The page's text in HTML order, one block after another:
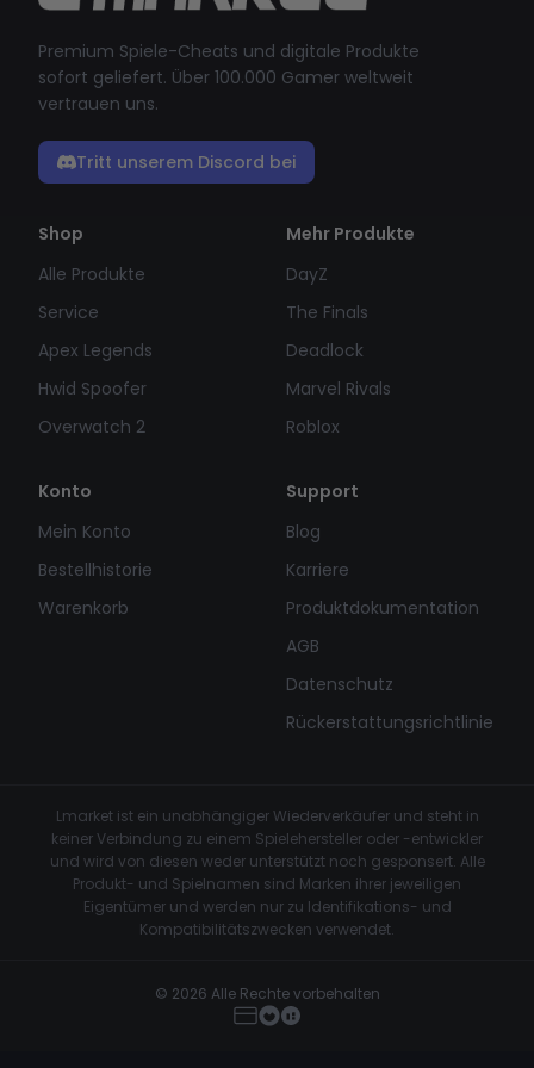
Premium Spiele-Cheats und digitale Produkte
sofort geliefert. Über 100.000 Gamer weltweit
vertrauen uns.
Tritt unserem Discord bei
Shop
Alle Produkte
Service
Apex Legends
Hwid Spoofer
Overwatch 2
Mehr Produkte
DayZ
The Finals
Deadlock
Marvel Rivals
Roblox
Konto
Mein Konto
Bestellhistorie
Warenkorb
Support
Blog
Karriere
Produktdokumentation
AGB
Datenschutz
Rückerstattungsrichtlinie
Lmarket ist ein unabhängiger Wiederverkäufer und steht in
keiner Verbindung zu einem Spielehersteller oder -entwickler
und wird von diesen weder unterstützt noch gesponsert. Alle
Produkt- und Spielnamen sind Marken ihrer jeweiligen
Eigentümer und werden nur zu Identifikations- und
Kompatibilitätszwecken verwendet.
© 2026 Alle Rechte vorbehalten